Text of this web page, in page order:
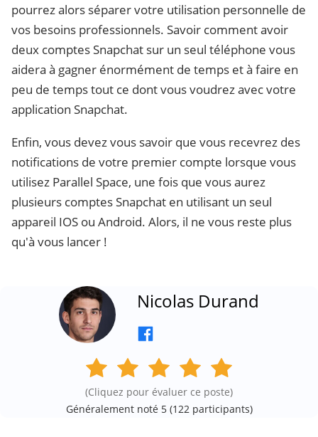
pourrez alors séparer votre utilisation personnelle de
vos besoins professionnels. Savoir comment avoir
deux comptes Snapchat sur un seul téléphone vous
aidera à gagner énormément de temps et à faire en
peu de temps tout ce dont vous voudrez avec votre
application Snapchat.
Enfin, vous devez vous savoir que vous recevrez des
notifications de votre premier compte lorsque vous
utilisez Parallel Space, une fois que vous aurez
plusieurs comptes Snapchat en utilisant un seul
appareil IOS ou Android. Alors, il ne vous reste plus
qu'à vous lancer !
Nicolas Durand
(Cliquez pour évaluer ce poste)
Généralement noté 5 (122participants)